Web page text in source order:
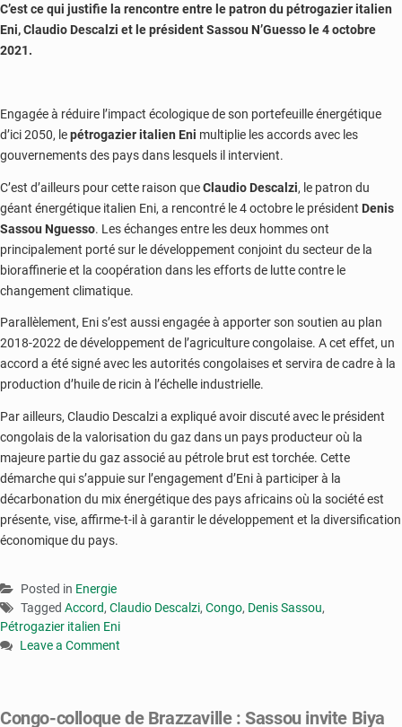
C’est ce qui justifie la rencontre entre le patron du pétrogazier italien
Eni, Claudio Descalzi et le président Sassou N’Guesso le 4 octobre
2021.
Engagée à réduire l’impact écologique de son portefeuille énergétique
d’ici 2050, lepétrogazier italien Eni multiplie les accords avec les
gouvernements des pays dans lesquels il intervient.
C’est d’ailleurs pour cette raison queClaudio Descalzi, le patron du
géant énergétique italien Eni, a rencontré le 4 octobre le président Denis
Sassou Nguesso. Les échanges entre les deux hommes ont
principalement porté sur le développement conjoint du secteur de la
bioraffinerie et la coopération dans les efforts de lutte contre le
changement climatique.
Parallèlement, Eni s’est aussi engagée à apporter son soutien au plan
2018-2022 de développement de l’agriculture congolaise. A cet effet, un
accord a été signé avec les autorités congolaises et servira de cadre à la
production d’huile de ricin à l’échelle industrielle.
Par ailleurs, Claudio Descalzi a expliqué avoir discuté avec le président
congolais de la valorisation du gaz dans un pays producteur où la
majeure partie du gaz associé au pétrole brut est torchée. Cette
démarche qui s’appuie sur l’engagement d’Eni à participer à la
décarbonation du mix énergétique des pays africains où la société est
présente, vise, affirme-t-il à garantir le développement et la diversification
économique du pays.
Posted in Energie
Tagged Accord, Claudio Descalzi, Congo, Denis Sassou,
Pétrogazier italien Eni
Leave a Comment
accord
Congo-colloque de Brazzaville : Sassou invite Biya